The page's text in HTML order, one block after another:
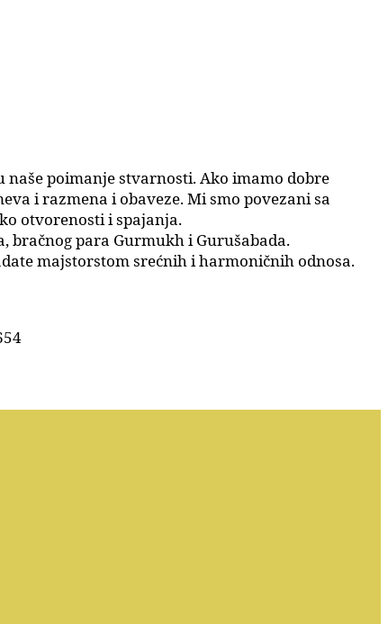
poimanje stvarnosti. Ako imamo dobre
i razmena i obaveze. Mi smo povezani sa
otvorenosti i spajanja.
bračnog para Gurmukh i Gurušabada.
majstorstom srećnih i harmoničnih odnosa.